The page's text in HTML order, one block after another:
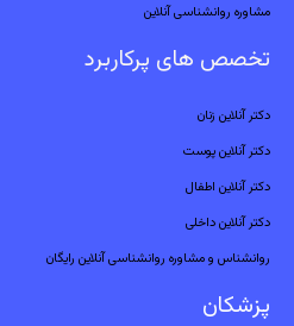
مشاوره روانشناسی آنلاین
تخصص های پرکاربرد
دکتر آنلاین زنان
دکتر آنلاین پوست
دکتر آنلاین اطفال
دکتر آنلاین داخلی
روانشناس و مشاوره روانشناسی آنلاین رایگان
پزشکان